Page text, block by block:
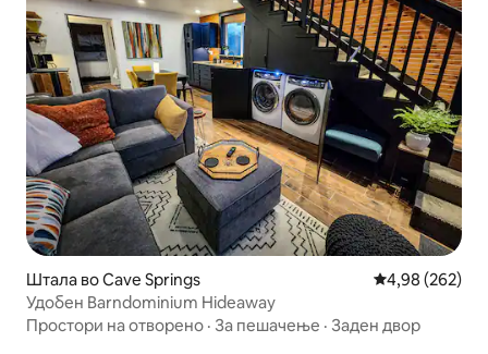
Штала во Cave Springs Просечна
4,98 (262)
Удобен Barndominium Hideaway
Простори на отворено · За пешачење · Заден двор